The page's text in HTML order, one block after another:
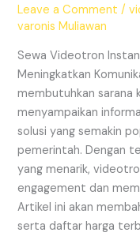
Leave a Comment /
varonis Muliawan
Sewa Videotron
Meningkatkan
membutuhkan sarana
menyampaikan
solusi yang semakin
pemerintah. Dengan
yang menarik,
engagement dan
Artikel ini akan
serta daftar harga
Meningkatkan
Komunikasi
Publik